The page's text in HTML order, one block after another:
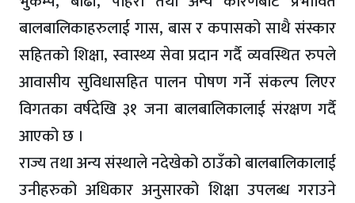
बालबालिकाहरुलाई गास, बास र कपासको साथै संस्कार
सहितको शिक्षा, स्वास्थ्य सेवा प्रदान गर्दै व्यवस्थित रुपले
आवासीय सुविधासहित पालन पोषण गर्ने संकल्प लिएर
विगतका वर्षदेखि ३१ जना बालबालिकालाई संरक्षण गर्दै
आएको छ ।
राज्य तथा अन्य संस्थाले नदेखेको ठाउँको बालबालिकालाई
उनीहरुको अधिकार अनुसारको शिक्षा उपलब्ध गराउने